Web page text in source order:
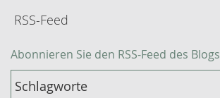
RSS-Feed
Abonnieren Sie den RSS-Feed des Blogs
Schlagworte